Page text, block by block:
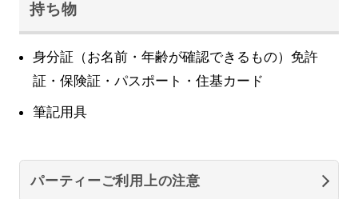
持ち物
身分証（お名前・年齢が確認できるもの）免許
証・保険証・パスポート・住基カード
筆記用具
パーティーご利用上の注意